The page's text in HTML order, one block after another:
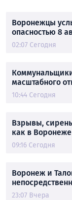
Воронежцы
опасностью 8
02:07 Сегодня
масштабного
10:44 Сегодня
Взрывы,
как в
09:16 Сегодня
Воронеж и
23:07 Вчера